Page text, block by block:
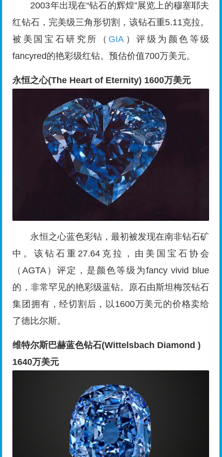
2003年出现在“钻石的辉煌”展览上的穆塞耶夫
红钻石，完美级三角形切割，该钻石重5.11克拉。
被美国宝石研究所（ GIA ）评级为颜色等级
fancyred的艳彩级红钻。预估价值700万美元。
永恒之心(The Heart of Eternity) 1600万美元
永恒之心蓝色彩钻，最初被发现在南非钻石矿
中。该钻石重27.64克拉，由美国宝石协会
（AGTA）评定，是颜色等级为fancy vivid blue
的，非常罕见的艳彩级蓝钻。原石由斯坦梅茨钻石
集团拥有，经切割后，以1600万美元的价格卖给
了德比尔斯。
维特尔斯巴赫蓝色钻石(Wittelsbach Diamond )
1640万美元